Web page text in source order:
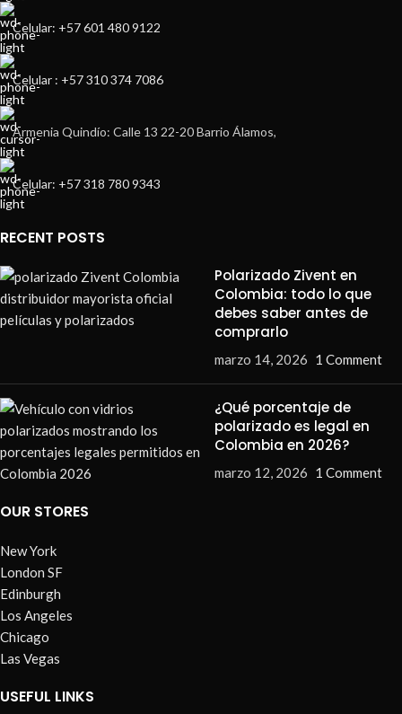
Celular: +57 601 480 9122
Celular : +57 310 374 7086
Armenia Quindío: Calle 13 22-20 Barrio Álamos,
Celular: +57 318 780 9343
RECENT POSTS
Polarizado Zivent en
Colombia: todo lo que
debes saber antes de
comprarlo
marzo 14, 2026 1 Comment
¿Qué porcentaje de
polarizado es legal en
Colombia en 2026?
marzo 12, 2026 1 Comment
OUR STORES
New York
London SF
Edinburgh
Los Angeles
Chicago
Las Vegas
USEFUL LINKS